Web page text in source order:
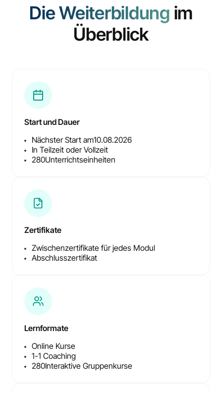
Die Weiterbildung im
Überblick
Start und Dauer
Nächster Start am10.08.2026
In Teilzeit oder Vollzeit
280Unterrichtseinheiten
Zertifikate
Zwischenzertifikate für jedes Modul
Abschlusszertifikat
Lernformate
Online Kurse
1-1 Coaching
280Interaktive Gruppenkurse